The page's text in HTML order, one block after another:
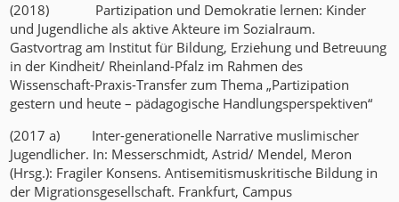
(2018) Partizipation und Demokratie lernen: Kinder
und Jugendliche als aktive Akteure im Sozialraum.
Gastvortrag am Institut für Bildung, Erziehung und Betreuung
in der Kindheit/ Rheinland-Pfalz im Rahmen des
Wissenschaft-Praxis-Transfer zum Thema „Partizipation
gestern und heute – pädagogische Handlungsperspektiven“
(2017 a) Inter-generationelle Narrative muslimischer
Jugendlicher. In: Messerschmidt, Astrid/ Mendel, Meron
(Hrsg.): Fragiler Konsens. Antisemitismuskritische Bildung in
der Migrationsgesellschaft. Frankfurt, Campus